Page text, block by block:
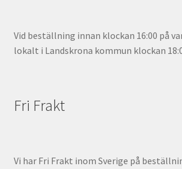
Vid beställning innan klockan 16:00 på
lokalt i Landskrona kommun klockan
Fri Frakt
Vi har Fri Frakt inom Sverige på